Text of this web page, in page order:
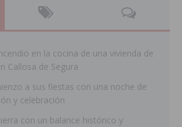
en la cocina de una vivienda de
Callosa de Segura
a sus fiestas con una noche de
y celebración
con un balance histórico y